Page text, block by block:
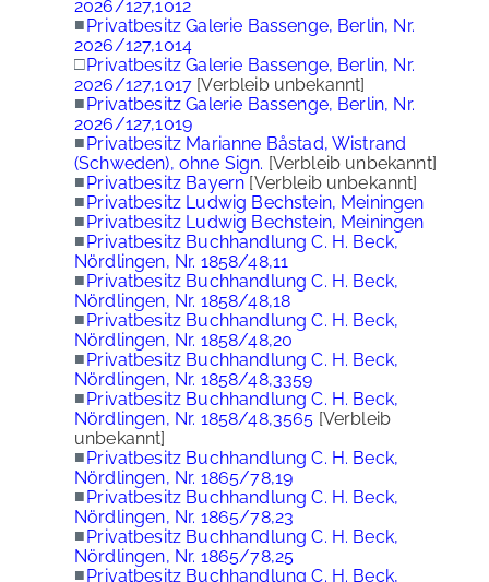
2026/127,1012
■Privatbesitz Galerie Bassenge, Berlin, Nr.
2026/127,1014
□Privatbesitz Galerie Bassenge, Berlin, Nr.
2026/127,1017 [Verbleib unbekannt]
■Privatbesitz Galerie Bassenge, Berlin, Nr.
2026/127,1019
■Privatbesitz Marianne Båstad, Wistrand
(Schweden), ohne Sign. [Verbleib unbekannt]
■Privatbesitz Bayern [Verbleib unbekannt]
■Privatbesitz Ludwig Bechstein, Meiningen
■Privatbesitz Ludwig Bechstein, Meiningen
■Privatbesitz Buchhandlung C. H. Beck,
Nördlingen, Nr. 1858/48,11
■Privatbesitz Buchhandlung C. H. Beck,
Nördlingen, Nr. 1858/48,18
■Privatbesitz Buchhandlung C. H. Beck,
Nördlingen, Nr. 1858/48,20
■Privatbesitz Buchhandlung C. H. Beck,
Nördlingen, Nr. 1858/48,3359
■Privatbesitz Buchhandlung C. H. Beck,
Nördlingen, Nr. 1858/48,3565 [Verbleib
unbekannt]
■Privatbesitz Buchhandlung C. H. Beck,
Nördlingen, Nr. 1865/78,19
■Privatbesitz Buchhandlung C. H. Beck,
Nördlingen, Nr. 1865/78,23
■Privatbesitz Buchhandlung C. H. Beck,
Nördlingen, Nr. 1865/78,25
■Privatbesitz Buchhandlung C. H. Beck,